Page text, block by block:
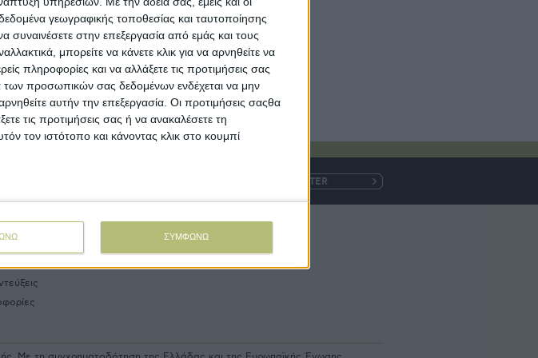
γεωγραφικής τοποθεσίας και ταυτοποίησης
στην επεξεργασία από εμάς και τους
μπορείτε να κάνετε κλικ για να αρνηθείτε να
πληροφορίες και να αλλάξετε τις προτιμήσεις σας
των προσωπικών σας δεδομένων ενδέχεται να μην
αυτήν την επεξεργασία. Οι προτιμήσεις σαςθα
τις προτιμήσεις σας ή να ανακαλέσετε τη
τον ιστότοπο και κάνοντας κλικ στο κουμπί
ΣΥΜΦΩΝΩ
σε σύγκριση με
Συνεταιρισμών
Ισπανία ούτε στις
στην
42 λεπτά ανά κιλό.
mail
More
Αγγελίες